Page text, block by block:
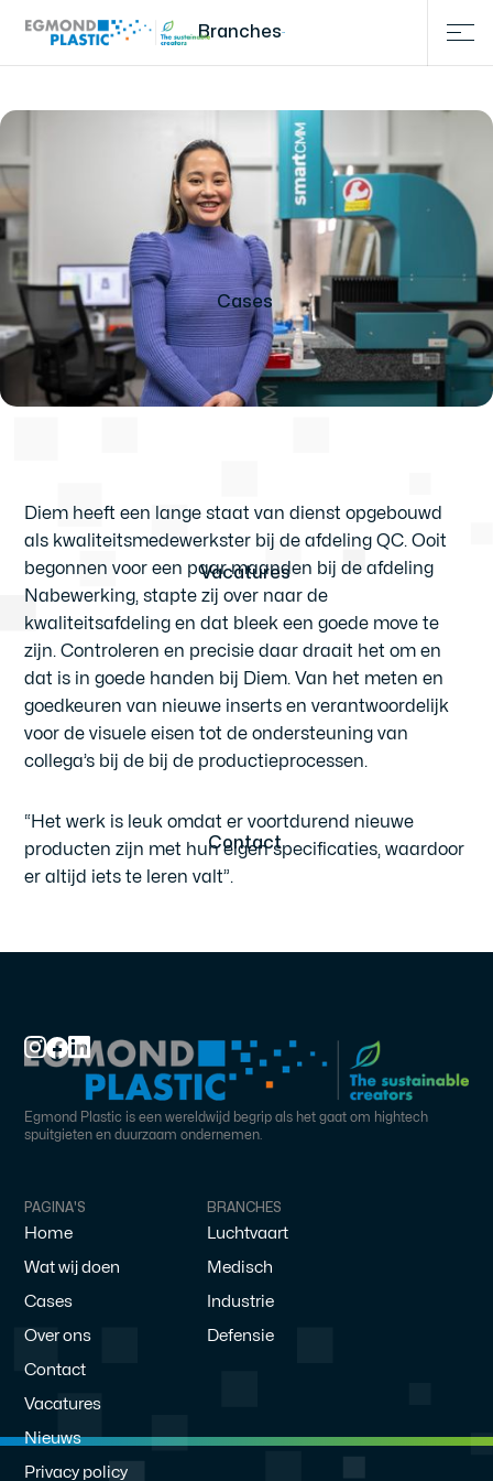
Branches
Cases
Vacatures
Contact
Diem heeft een lange staat van dienst opgebouwd
als kwaliteitsmedewerkster bij de afdeling QC. Ooit
begonnen voor een paar maanden bij de afdeling
Nabewerking, stapte zij over naar de
kwaliteitsafdeling en dat bleek een goede move te
zijn. Controleren en precisie daar draait het om en
dat is in goede handen bij Diem. Van het meten en
goedkeuren van nieuwe inserts en verantwoordelijk
voor de visuele eisen tot de ondersteuning van
collega’s bij de bij de productieprocessen.
“Het werk is leuk omdat er voortdurend nieuwe
producten zijn met hun eigen specificaties, waardoor
er altijd iets te leren valt”.
Egmond Plastic is een wereldwijd begrip als het gaat om hightech
spuitgieten en duurzaam ondernemen.
PAGINA'S
Home
Wat wij doen
Cases
Over ons
Contact
Vacatures
Nieuws
Privacy policy
BRANCHES
Luchtvaart
Medisch
Industrie
Defensie